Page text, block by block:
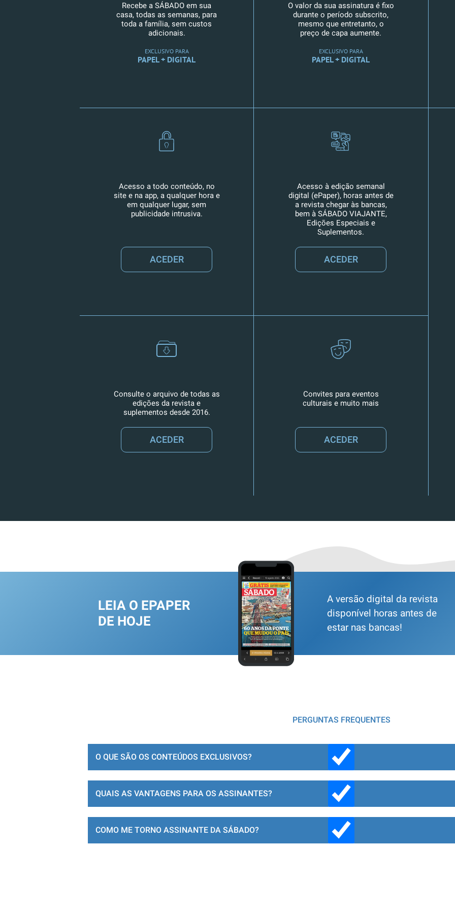
Recebe a SÁBADO em sua
casa, todas as semanas, para
toda a família, sem custos
adicionais.
EXCLUSIVO PARA
PAPEL + DIGITAL
O valor da sua assinatura é fixo
durante o período subscrito,
mesmo que entretanto, o
preço de capa aumente.
EXCLUSIVO PARA
PAPEL + DIGITAL
Acesso a todo conteúdo, no
site e na app, a qualquer hora e
em qualquer lugar, sem
publicidade intrusiva.
ACEDER
Acesso à edição semanal
digital (ePaper), horas antes de
a revista chegar às bancas,
bem à SÁBADO VIAJANTE,
Edições Especiais e
Suplementos.
ACEDER
Consulte o arquivo de todas as
edições da revista e
suplementos desde 2016.
ACEDER
Convites para eventos
culturais e muito mais
ACEDER
LEIA O EPAPER
DE HOJE
A versão digital da revista
disponível horas antes de
estar nas bancas!
PERGUNTAS FREQUENTES
O QUE SÃO OS CONTEÚDOS EXCLUSIVOS?
QUAIS AS VANTAGENS PARA OS ASSINANTES?
COMO ME TORNO ASSINANTE DA SÁBADO?